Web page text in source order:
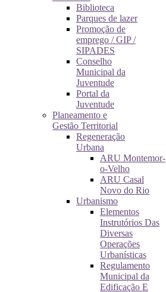
Biblioteca
Parques de lazer
Promoção de
emprego / GIP /
SIPADES
Conselho
Municipal da
Juventude
Portal da
Juventude
Planeamento e
Gestão Territorial
Regeneração
Urbana
ARU Montemor-
o-Velho
ARU Casal
Novo do Rio
Urbanismo
Elementos
Instrutórios Das
Diversas
Operações
Urbanísticas
Regulamento
Municipal da
Edificação E